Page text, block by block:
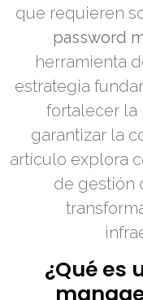
que requieren
password
herramienta
estrategia
fortalecer la
garantizar la
artículo explora
de gestión
¿Qué es